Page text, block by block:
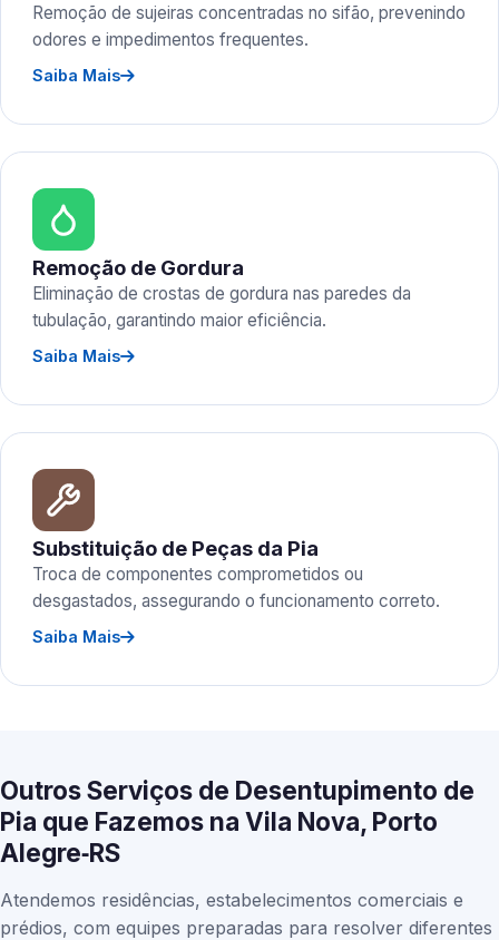
Remoção de sujeiras concentradas no sifão, prevenindo
odores e impedimentos frequentes.
Saiba Mais
Remoção de Gordura
Eliminação de crostas de gordura nas paredes da
tubulação, garantindo maior eficiência.
Saiba Mais
Substituição de Peças da Pia
Troca de componentes comprometidos ou
desgastados, assegurando o funcionamento correto.
Saiba Mais
Outros Serviços de Desentupimento de
Pia que Fazemos na Vila Nova, Porto
Alegre‑RS
Atendemos residências, estabelecimentos comerciais e
prédios, com equipes preparadas para resolver diferentes